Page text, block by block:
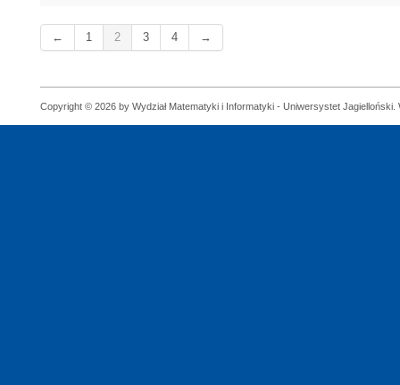
← 1 2 3 4 →
Copyright © 2026 by Wydział Matematyki i Informatyki - Uniwersystet